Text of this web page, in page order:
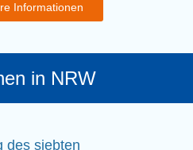
Informationen
in NRW
des siebten